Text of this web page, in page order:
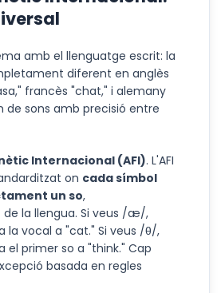
amb el llenguatge escrit: la
diferent en anglès
francès "chat," i alemany
de sons amb precisió entre
Internacional (AFI). L'AFI
on cada símbol
un so,
la llengua. Si veus /æ/,
la vocal a "cat." Si veus /θ/,
el primer so a "think." Cap
basada en regles